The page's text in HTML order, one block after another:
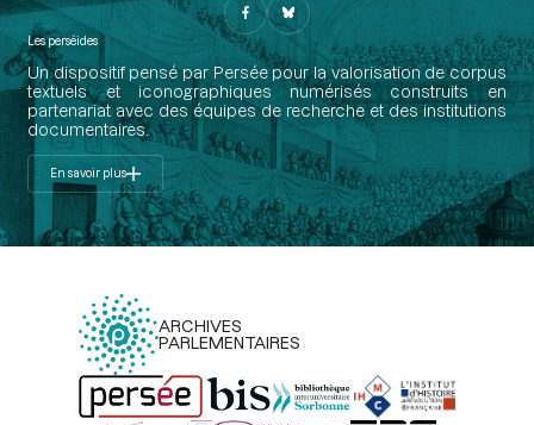
Les perséides
Un dispositif pensé par Persée pour la valorisation de corpus
textuels et iconographiques numérisés construits en
partenariat avec des équipes de recherche et des institutions
documentaires.
En savoir plus
ARCHIVES
PARLEMENTAIRES